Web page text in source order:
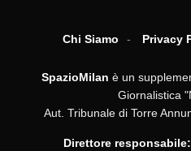
Chi Siamo Privacy
SpazioMilan è un
Giornalistica
Aut. Tribunale di Torre
Direttore responsabile: